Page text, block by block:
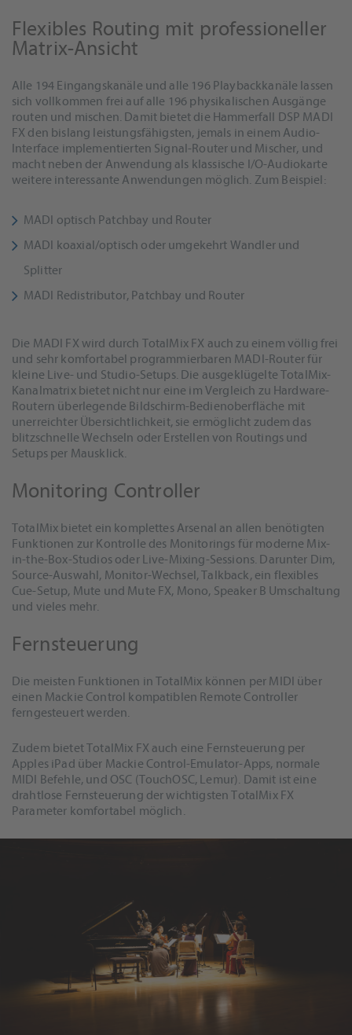
Flexibles Routing mit professioneller
Matrix-Ansicht
Alle 194 Eingangskanäle und alle 196 Playbackkanäle lassen
sich vollkommen frei auf alle 196 physikalischen Ausgänge
routen und mischen. Damit bietet die Hammerfall DSP MADI
FX den bislang leistungsfähigsten, jemals in einem Audio-
Interface implementierten Signal-Router und Mischer, und
macht neben der Anwendung als klassische I/O-Audiokarte
weitere interessante Anwendungen möglich. Zum Beispiel:
MADI optisch Patchbay und Router
MADI koaxial/optisch oder umgekehrt Wandler und
Splitter
MADI Redistributor, Patchbay und Router
Die MADI FX wird durch TotalMix FX auch zu einem völlig frei
und sehr komfortabel programmierbaren MADI-Router für
kleine Live- und Studio-Setups. Die ausgeklügelte TotalMix-
Kanalmatrix bietet nicht nur eine im Vergleich zu Hardware-
Routern überlegende Bildschirm-Bedienoberfläche mit
unerreichter Übersichtlichkeit, sie ermöglicht zudem das
blitzschnelle Wechseln oder Erstellen von Routings und
Setups per Mausklick.
Monitoring Controller
TotalMix bietet ein komplettes Arsenal an allen benötigten
Funktionen zur Kontrolle des Monitorings für moderne Mix-
in-the-Box-Studios oder Live-Mixing-Sessions. Darunter Dim,
Source-Auswahl, Monitor-Wechsel, Talkback, ein flexibles
Cue-Setup, Mute und Mute FX, Mono, Speaker B Umschaltung
und vieles mehr.
Fernsteuerung
Die meisten Funktionen in TotalMix können per MIDI über
einen Mackie Control kompatiblen Remote Controller
ferngesteuert werden.
Zudem bietet TotalMix FX auch eine Fernsteuerung per
Apples iPad über Mackie Control-Emulator-Apps, normale
MIDI Befehle, und OSC (TouchOSC, Lemur). Damit ist eine
drahtlose Fernsteuerung der wichtigsten TotalMix FX
Parameter komfortabel möglich.